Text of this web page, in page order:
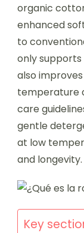
organic
enhanced
to
only
also
temperature
care
gentle
at low
and longevity.
Key